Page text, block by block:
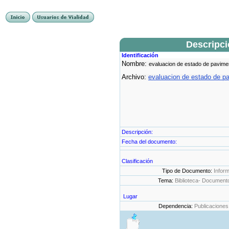
Identificación
Nombre: evaluacion de estado de
Archivo: evaluacion de estado de
Descripción:
Fecha del documento:
Clasificación
Tipo de Documento:
Tema: Biblioteca-
Lugar
Dependencia: